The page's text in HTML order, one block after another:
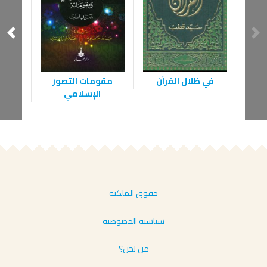
في ظلال القرآن
مقومات التصور
الإسلامي
حقوق الملكية
سياسية الخصوصية
من نحن؟